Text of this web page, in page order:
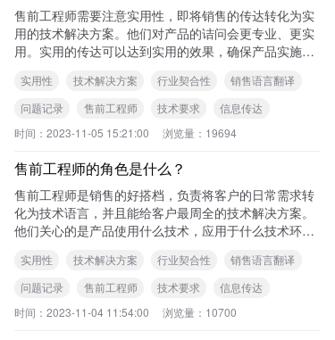
售前工程师需要注意实用性，即将销售的传达转化为实
用的技术解决方案。他们对产品的诘问会更专业、更实
用。实用的传达可以达到实用的效果，确保产品实施的
实用性 技术解决方案 行业契合性
销售语言翻译
问题记录
售前工程师 技术要求
信息传达
时间： 2023-11-05 15:21:00 浏览量： 19694
售前工程师的角色是什么？
售前工程师是销售的好搭档，负责将客户的日常需求转
化为技术语言，并且能给客户最周全的技术解决方案。
他们关心的是产品使用什么技术，应用于什么技术环境
实用性 技术解决方案 行业契合性
销售语言翻译
问题记录
售前工程师 技术要求
信息传达
时间： 2023-11-04 11:54:00 浏览量： 10700